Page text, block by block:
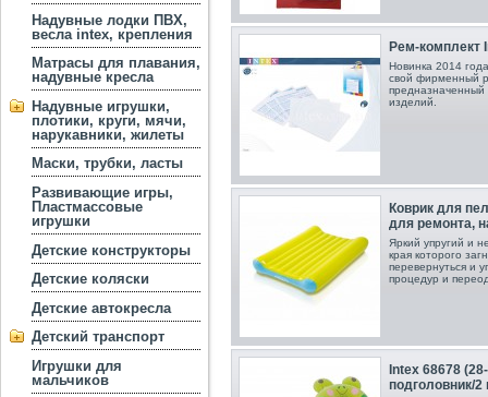
Надувные лодки ПВХ,
весла intex, крепления
Матрасы для плавания,
надувные кресла
Надувные игрушки,
плотики, круги, мячи,
нарукавники, жилеты
Маски, трубки, ласты
Развивающие игры,
Пластмассовые
игрушки
Детские конструкторы
Детские коляски
Детские автокресла
Детский транспорт
Игрушки для
мальчиков
Рем-комплект
Новинка 2014
свой фирменный
предназначенный
изделий.
Коврик для
для ремонта,
Яркий упругий и
края которого
перевернуться и
процедур и
Intex 68678
подголовник/2